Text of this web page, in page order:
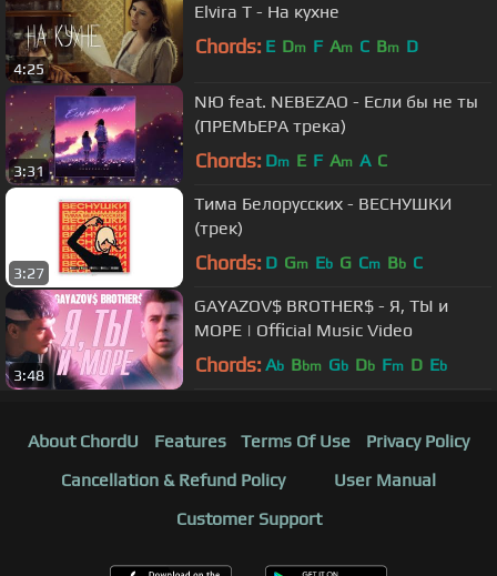
4:25
Elvira T - На кухне
Chords: E Dm F Am C Bm D
3:31
NЮ feat. NEBEZAO - Если бы не ты
(ПРЕМЬЕРА трека)
Chords: Dm E F Am A C
3:27
Тима Белорусских - ВЕСНУШКИ
(трек)
Chords: D Gm Eb G Cm Bb C
3:48
GAYAZOV$ BROTHER$ - Я, ТЫ и
МОРЕ | Official Music Video
Chords: Ab Bbm Gb Db Fm D Eb
About ChordU Features Terms Of Use
Privacy Policy
Cancellation & Refund Policy
User Manual
Customer Support